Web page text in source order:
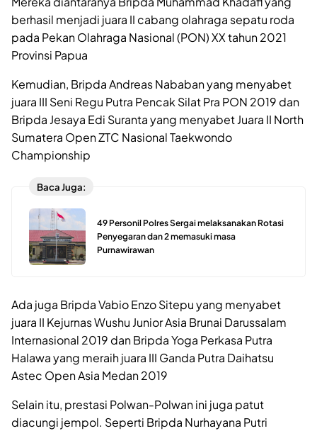
berhasil menjadi juara II cabang olahraga sepatu roda
pada Pekan Olahraga Nasional (PON) XX tahun 2021
Provinsi Papua
Kemudian, Bripda Andreas Nababan yang menyabet
juara III Seni Regu Putra Pencak Silat Pra PON 2019 dan
Bripda Jesaya Edi Suranta yang menyabet Juara II North
Sumatera Open ZTC Nasional Taekwondo
Championship
Baca Juga:
49 Personil Polres Sergai melaksanakan Rotasi
Penyegaran dan 2 memasuki masa
Purnawirawan
Ada juga Bripda Vabio Enzo Sitepu yang menyabet
juara II Kejurnas Wushu Junior Asia Brunai Darussalam
Internasional 2019 dan Bripda Yoga Perkasa Putra
Halawa yang meraih juara III Ganda Putra Daihatsu
Astec Open Asia Medan 2019
Selain itu, prestasi Polwan-Polwan ini juga patut
diacungi jempol. Seperti Bripda Nurhayana Putri